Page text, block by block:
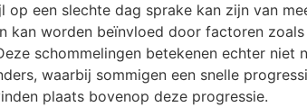
een slechte dag sprake kan zijn van
worden beïnvloed door factoren
schommelingen betekenen echter
waarbij sommigen een snelle
plaats bovenop deze progressie.